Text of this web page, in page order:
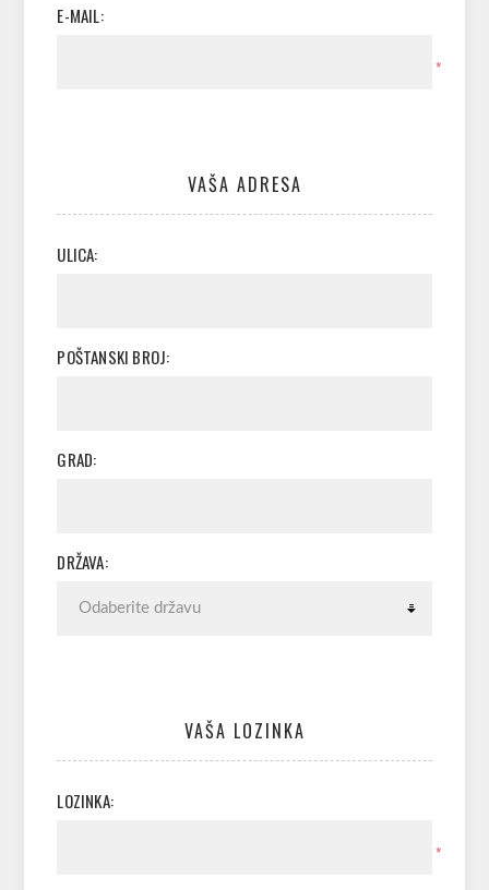
E-MAIL:
*
VAŠA ADRESA
ULICA:
POŠTANSKI BROJ:
GRAD:
DRŽAVA:
VAŠA LOZINKA
LOZINKA:
*